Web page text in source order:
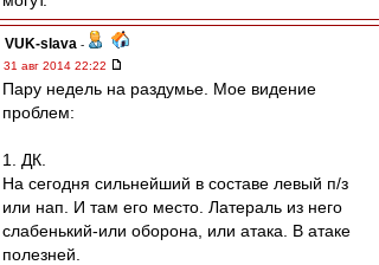
VUK-slava -
31 авг 2014 22:22
Пару недель на раздумье. Мое видение
проблем:
1. ДК.
На сегодня сильнейший в составе левый п/з
или нап. И там его место. Латераль из него
слабенький-или оборона, или атака. В атаке
полезней.